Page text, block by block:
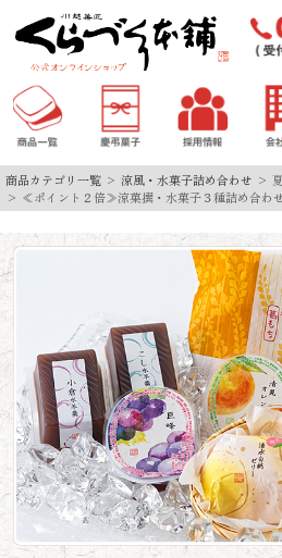
商品カテゴリ一覧 涼風・水菓子詰め合わせ
≪ポイント２倍≫涼菓撰・水菓子３種詰め合わ